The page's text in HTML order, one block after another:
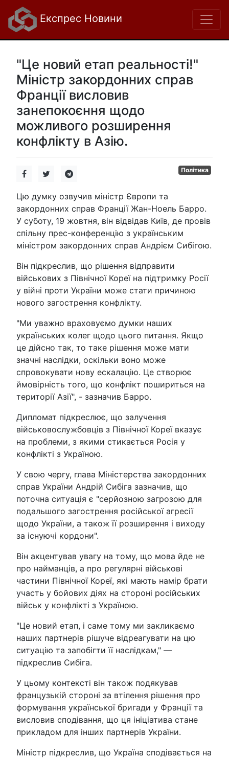
Експрес Новини
"Це новий етап реальності!"
Міністр закордонних справ
Франції висловив
занепокоєння щодо
можливого розширення
конфлікту в Азію.
Політика
Цю думку озвучив міністр Європи та
закордонних справ Франції Жан-Ноель Барро.
У суботу, 19 жовтня, він відвідав Київ, де провів
спільну прес-конференцію з українським
міністром закордонних справ Андрієм Сибігою.
Він підкреслив, що рішення відправити
військових з Північної Кореї на підтримку Росії
у війні проти України може стати причиною
нового загострення конфлікту.
"Ми уважно враховуємо думки наших
українських колег щодо цього питання. Якщо
це дійсно так, то таке рішення може мати
значні наслідки, оскільки воно може
спровокувати нову ескалацію. Це створює
ймовірність того, що конфлікт пошириться на
території Азії", - зазначив Барро.
Дипломат підкреслює, що залучення
військовослужбовців з Північної Кореї вказує
на проблеми, з якими стикається Росія у
конфлікті з Україною.
У свою чергу, глава Міністерства закордонних
справ України Андрій Сибіга зазначив, що
поточна ситуація є "серйозною загрозою для
подальшого загострення російської агресії
щодо України, а також її розширення і виходу
за існуючі кордони".
Він акцентував увагу на тому, що мова йде не
про найманців, а про регулярні військові
частини Північної Кореї, які мають намір брати
участь у бойових діях на стороні російських
військ у конфлікті з Україною.
"Це новий етап, і саме тому ми закликаємо
наших партнерів рішуче відреагувати на цю
ситуацію та запобігти її наслідкам," —
підкреслив Сибіга.
У цьому контексті він також подякував
французькій стороні за втілення рішення про
формування української бригади у Франції та
висловив сподівання, що ця ініціатива стане
прикладом для інших партнерів України.
Міністр підкреслив, що Україна сподівається на